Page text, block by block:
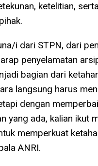
ketelitian,
i dari STPN, dari
penyelamatan
bagian dari
langsung harus
dengan
yang ada, kalian ikut
memperkuat
ANRI.